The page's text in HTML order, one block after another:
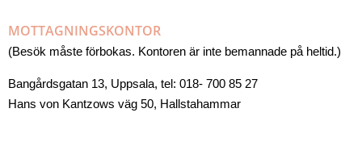
MOTTAGNINGSKONTOR
(Besök måste förbokas. Kontoren är inte bemannade på heltid.)
Bangårdsgatan 13, Uppsala, tel: 018- 700 85 27
Hans von Kantzows väg 50, Hallstahammar